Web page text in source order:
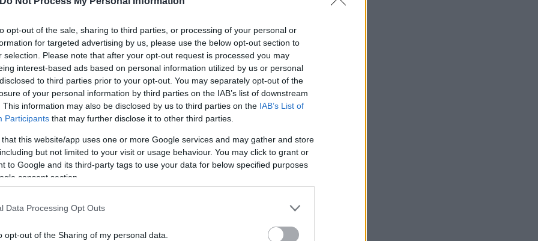
opt-out of the sale, sharing to third parties, or processing of your personal or
for targeted advertising by us, please use the below opt-out section to
selection. Please note that after your opt-out request is processed you may
interest-based ads based on personal information utilized by us or personal
to third parties prior to your opt-out. You may separately opt-out of the
of your personal information by third parties on the IAB’s list of downstream
This information may also be disclosed by us to third parties on the IAB’s List of
Participants that may further disclose it to other third parties.
that this website/app uses one or more Google services and may gather and store
but not limited to your visit or usage behaviour. You may click to grant or
to Google and its third-party tags to use your data for below specified purposes
consent section.
Data Processing Opt Outs
opt-out of the Sharing of my personal data.
τα πέτυχαν παίκτες από την ακαδημία του ΠΑΟΚ (ένα
που ανήκει από το 2012 στον Ιβάν Σαββίδη.
συνολικά της πέντε άτομα που είχαν περάσει από τις